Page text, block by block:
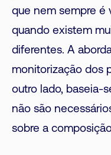
que nem sempre é
quando existem
diferentes. A
monitorização dos
outro lado, baseia-
não são
sobre a